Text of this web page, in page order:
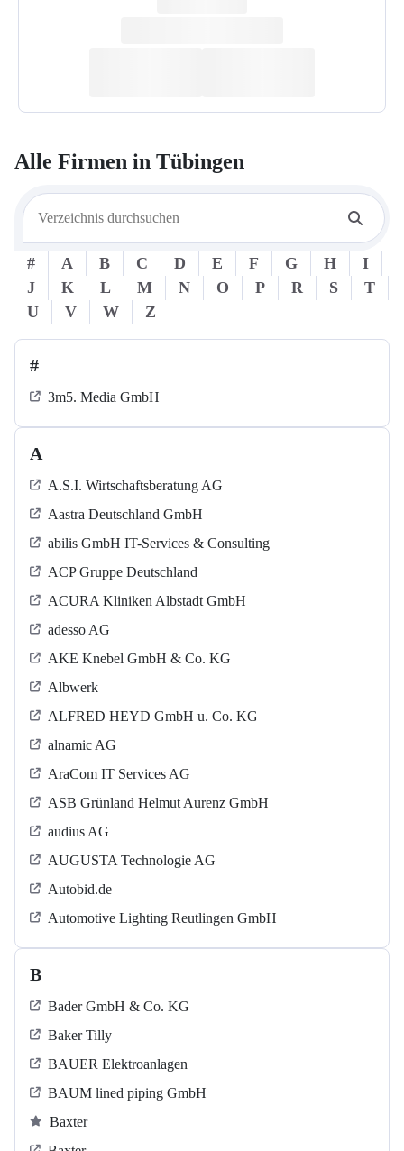
Alle Firmen in Tübingen
# A B C D E F G H
I
J
K L M N O P R S
T
U
V W Z
#
3m5. Media GmbH
A
A.S.I. Wirtschaftsberatung AG
Aastra Deutschland GmbH
abilis GmbH IT-Services & Consulting
ACP Gruppe Deutschland
ACURA Kliniken Albstadt GmbH
adesso AG
AKE Knebel GmbH & Co. KG
Albwerk
ALFRED HEYD GmbH u. Co. KG
alnamic AG
AraCom IT Services AG
ASB Grün­land Helmut Au­renz GmbH
audius AG
AUGUSTA Technologie AG
Autobid.de
Automotive Lighting Reutlingen GmbH
B
Bader GmbH & Co. KG
Baker Tilly
BAUER Elektroanlagen
BAUM lined piping GmbH
Baxter